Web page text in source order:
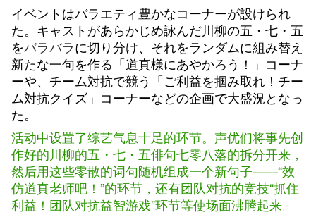
イベントはバラエティ豊かなコーナーが設けられ
た。キャストがあらかじめ詠んだ川柳の五・七・五
をバラバラに切り分け、それをランダムに組み替え
新たな一句を作る「道真様にあやかろう！」コーナ
ーや、チーム対抗で競う「ご利益を掴み取れ！チー
ム対抗クイズ」コーナーなどの企画で大盛況となっ
た。
活动中设置了综艺气息十足的环节。声优们将事先创
作好的川柳的五・七・五俳句七零八落的拆分开来，
然后用这些零散的词句随机组成一个新句子——“效
仿道真老师吧！”的环节，还有团队对抗的竞技“抓住
利益！团队对抗益智游戏”环节等使场面沸腾起来。